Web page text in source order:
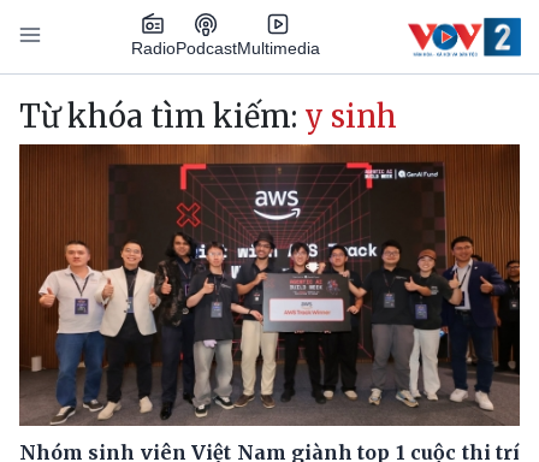
Nhảy đến nội dung
RadioPodcastMultimedia
Main navigation
Từ khóa tìm kiếm: y sinh
Nhóm sinh viên Việt Nam giành top 1 cuộc thi trí